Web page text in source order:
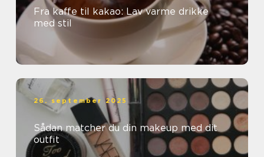
Fra kaffe til kakao: Lav varme drikke
med stil
26. september 2025
Sådan matcher du din makeup med dit
outfit